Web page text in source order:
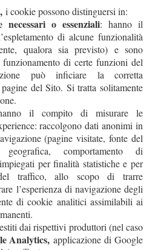
i cookie possono distinguersi in:
necessari o essenziali: hanno il
di alcune funzionalità
qualora sia previsto) e sono
di certe funzioni del
può inficiare la corretta
del Sito. Si tratta solitamente
il compito di misurare le
raccolgono dati anonimi in
(pagine visitate, fonte del
geografica, comportamento di
per finalità statistiche e per
traffico, allo scopo di trarre
l’esperienza di navigazione degli
di cookie analitici assimilabili ai
dai rispettivi produttori (nel caso
Analytics, applicazione di Google